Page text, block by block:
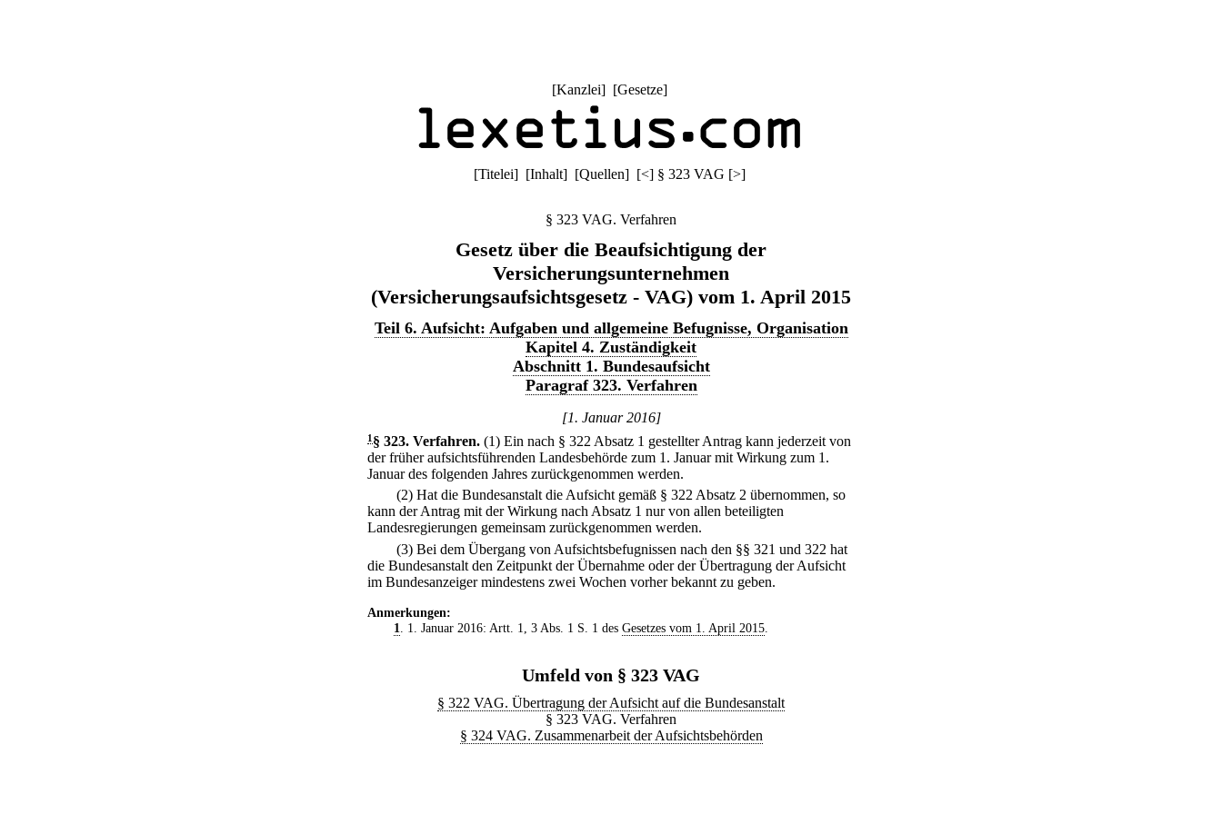
[Kanzlei] [Gesetze]
[Titelei] [Inhalt] [Quellen] [<] § 323 VAG [>]
§ 323 VAG. Verfahren
Gesetz über die Beaufsichtigung der
Versicherungsunternehmen
(Versicherungsaufsichtsgesetz - VAG) vom 1. April 2015
Teil 6. Aufsicht: Aufgaben und allgemeine Befugnisse, Organisation
Kapitel 4. Zuständigkeit
Abschnitt 1. Bundesaufsicht
Paragraf 323. Verfahren
[1. Januar 2016]
1 § 323. Verfahren. (1) Ein nach § 322 Absatz 1 gestellter Antrag kann jederzeit von
der früher aufsichtsführenden Landesbehörde zum 1. Januar mit Wirkung zum 1.
Januar des folgenden Jahres zurückgenommen werden.
(2) Hat die Bundesanstalt die Aufsicht gemäß § 322 Absatz 2 übernommen, so
kann der Antrag mit der Wirkung nach Absatz 1 nur von allen beteiligten
Landesregierungen gemeinsam zurückgenommen werden.
(3) Bei dem Übergang von Aufsichtsbefugnissen nach den §§ 321 und 322 hat
die Bundesanstalt den Zeitpunkt der Übernahme oder der Übertragung der Aufsicht
im Bundesanzeiger mindestens zwei Wochen vorher bekannt zu geben.
Anmerkungen:
1
. 1. Januar 2016: Artt. 1, 3 Abs. 1 S. 1 des Gesetzes vom 1. April 2015.
Umfeld von § 323 VAG
§ 322 VAG. Übertragung der Aufsicht auf die Bundesanstalt
§ 323 VAG. Verfahren
§ 324 VAG. Zusammenarbeit der Aufsichtsbehörden